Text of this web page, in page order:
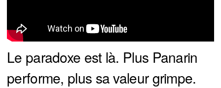
Le paradoxe est là. Plus Panarin
performe, plus sa valeur grimpe.